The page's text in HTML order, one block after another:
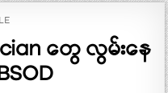
IN
တွေ လွမ်းနေ